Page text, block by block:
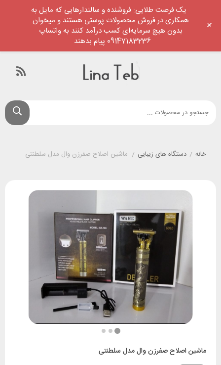
خانه / دستگاه های زیبایی / ماشین اصلاح صفرزن وال مدل سلطنتی
ماشین اصلاح صفرزن وال مدل سلطنتی
یک فرصت طلایی: فروشنده و سالندارهایی که مایل به
همکاری در فروش محصولات پوستی هستند و میخوان
بدون هیچ سرمایه‌ای کسب درآمد کنند به واتساپ
09147183236 پیام بدهند
+